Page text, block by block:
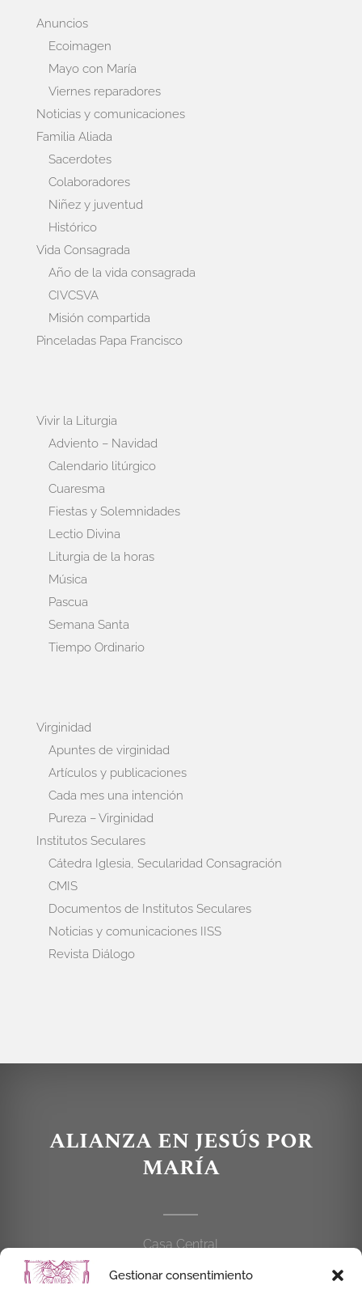
Gestionar consentimiento
Anuncios
Ecoimagen
Mayo con María
Viernes reparadores
Noticias y comunicaciones
Familia Aliada
Sacerdotes
Colaboradores
Niñez y juventud
Histórico
Vida Consagrada
Año de la vida consagrada
CIVCSVA
Misión compartida
Pinceladas Papa Francisco
Vivir la Liturgia
Adviento – Navidad
Calendario litúrgico
Cuaresma
Fiestas y Solemnidades
Lectio Divina
Liturgia de la horas
Música
Pascua
Semana Santa
Tiempo Ordinario
Virginidad
Apuntes de virginidad
Artículos y publicaciones
Cada mes una intención
Pureza – Virginidad
Institutos Seculares
Cátedra Iglesia, Secularidad Consagración
CMIS
Documentos de Institutos Seculares
Noticias y comunicaciones IISS
Revista Diálogo
ALIANZA EN JESÚS POR
MARÍA
Casa Central
C/Cardenal Cisneros, 55